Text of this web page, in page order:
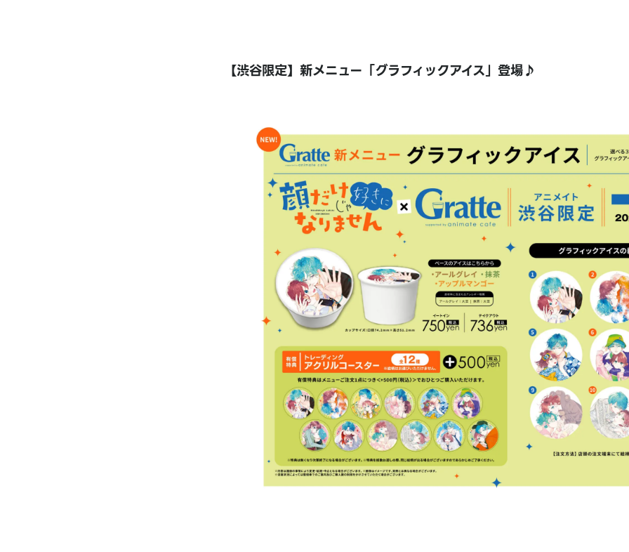
【渋谷限定】新メニュー「グラフィックアイス」登場♪